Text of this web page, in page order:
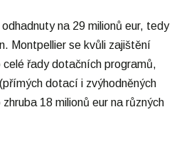
na 29 milionů eur, tedy
Montpellier se kvůli zajištění
celé řady dotačních programů,
dotací i zvýhodněných
18 milionů eur na různých